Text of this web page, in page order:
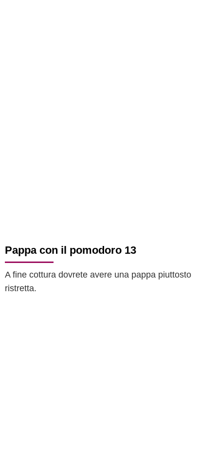
Pappa con il pomodoro 13
A fine cottura dovrete avere una pappa piuttosto
ristretta.